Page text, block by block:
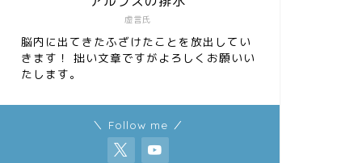
虚言氏
脳内に出てきたふざけたことを放出してい
きます！ 拙い文章ですがよろしくお願いい
たします。
＼ Follow me ／